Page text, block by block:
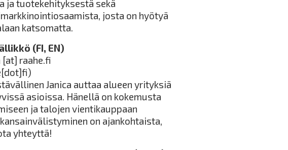
ja tuotekehityksestä sekä
josta on hyötyä
katsomatta.
(FI, EN)
[at] raahe.fi
Janica auttaa alueen yrityksiä
asioissa. Hänellä on kokemusta
ja talojen vientikauppaan
on ajankohtaista,
yhteyttä!